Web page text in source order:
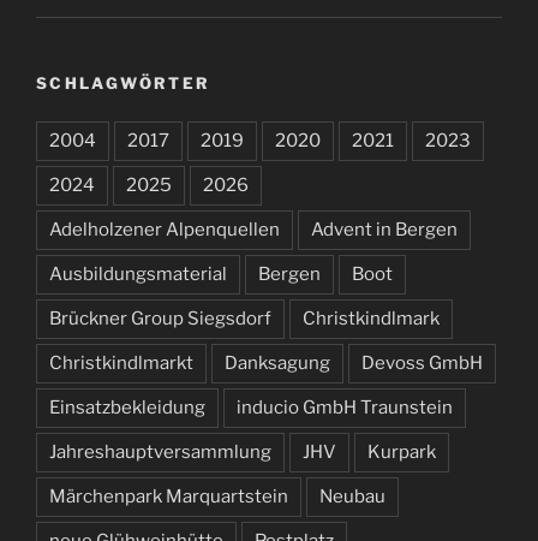
SCHLAGWÖRTER
2004 2017 2019 2020 2021 2023
2024 2025 2026
Adelholzener Alpenquellen Advent in Bergen
Ausbildungsmaterial Bergen Boot
Brückner Group Siegsdorf Christkindlmark
Christkindlmarkt Danksagung Devoss GmbH
Einsatzbekleidung inducio GmbH Traunstein
Jahreshauptversammlung JHV Kurpark
Märchenpark Marquartstein Neubau